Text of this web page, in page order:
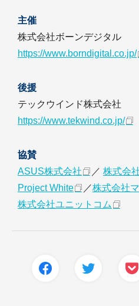
主催
株式会社ボーンデジタル
https://www.borndigital.co.jp/
後援
テックウインド株式会社
https://www.tekwind.co.jp/
協賛
ASUS株式会社
／ 株式会
Project White
／株式会社
株式会社ユニットコム